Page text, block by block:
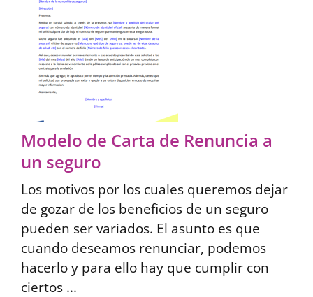
Modelo de Carta de Renuncia a
un seguro
Los motivos por los cuales queremos dejar
de gozar de los beneficios de un seguro
pueden ser variados. El asunto es que
cuando deseamos renunciar, podemos
hacerlo y para ello hay que cumplir con
ciertos ...